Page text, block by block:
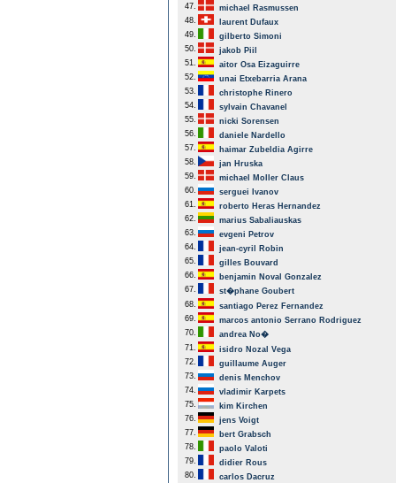
47.
michael Rasmussen
48.
laurent Dufaux
49.
gilberto Simoni
50.
jakob Piil
51.
aitor Osa Eizaguirre
52.
unai Etxebarria Arana
53.
christophe Rinero
54.
sylvain Chavanel
55.
nicki Sorensen
56.
daniele Nardello
57.
haimar Zubeldia Agirre
58.
jan Hruska
59.
michael Moller Claus
60.
serguei Ivanov
61.
roberto Heras Hernandez
62.
marius Sabaliauskas
63.
evgeni Petrov
64.
jean-cyril Robin
65.
gilles Bouvard
66.
benjamin Noval Gonzalez
67.
st�phane Goubert
68.
santiago Perez Fernandez
69.
marcos antonio Serrano Rodriguez
70.
andrea No�
71.
isidro Nozal Vega
72.
guillaume Auger
73.
denis Menchov
74.
vladimir Karpets
75.
kim Kirchen
76.
jens Voigt
77.
bert Grabsch
78.
paolo Valoti
79.
didier Rous
80.
carlos Dacruz